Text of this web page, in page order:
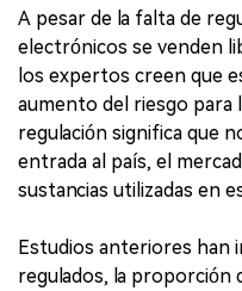
A pesar de la falta de
electrónicos se venden
los expertos creen que
aumento del riesgo para
regulación significa que
entrada al país, el
sustancias utilizadas en
Estudios anteriores han
regulados, la proporción